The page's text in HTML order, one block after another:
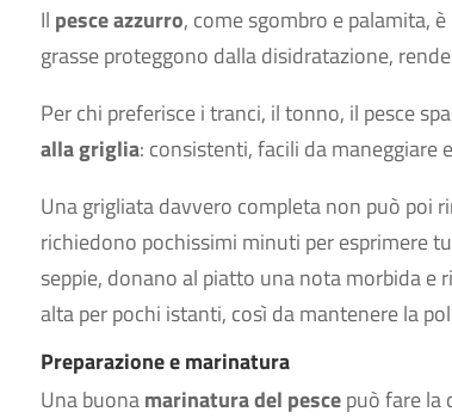
Il pesce azzurro, come sgombro e palamita,
grasse proteggono dalla disidratazione,
Per chi preferisce i tranci, il tonno, il pesce
alla griglia: consistenti, facili da maneggiare
Una grigliata davvero completa non può poi
richiedono pochissimi minuti per esprimere
seppie, donano al piatto una nota morbida e
alta per pochi istanti, così da mantenere la
Preparazione e marinatura
Una buonamarinatura del pescepuò fare la